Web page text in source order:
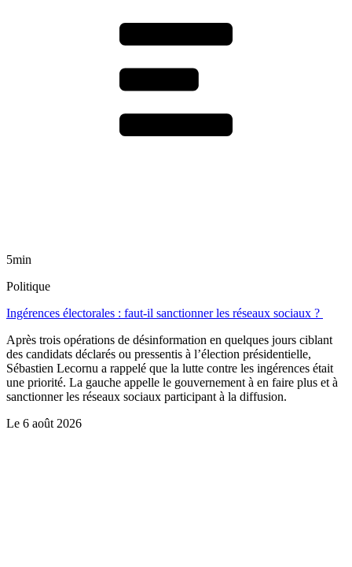
5min
Politique
Ingérences électorales : faut-il sanctionner les réseaux sociaux ?
Après trois opérations de désinformation en quelques jours ciblant
des candidats déclarés ou pressentis à l’élection présidentielle,
Sébastien Lecornu a rappelé que la lutte contre les ingérences était
une priorité. La gauche appelle le gouvernement à en faire plus et à
sanctionner les réseaux sociaux participant à la diffusion.
Le 6 août 2026